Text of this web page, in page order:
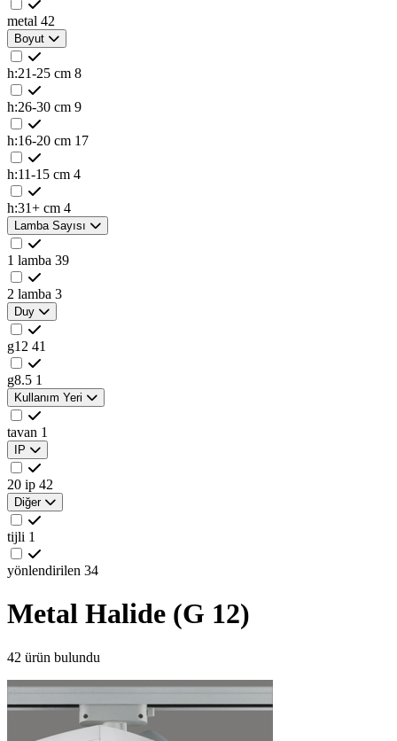
metal 42
Boyut
h:21-25 cm 8
h:26-30 cm 9
h:16-20 cm 17
h:11-15 cm 4
h:31+ cm 4
Lamba Sayısı
1 lamba 39
2 lamba 3
Duy
g12 41
g8.5 1
Kullanım Yeri
tavan 1
IP
20 ip 42
Diğer
tijli 1
yönlendirilen 34
Metal Halide (G 12)
42 ürün bulundu